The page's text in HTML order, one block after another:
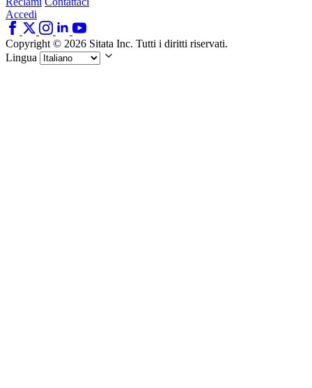
Accedi
Copyright © 2026 Sitata Inc. Tutti i diritti riservati.
Lingua